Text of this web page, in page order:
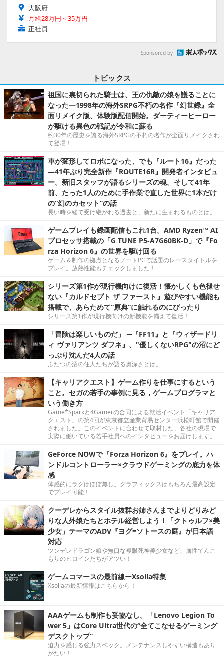
大阪府
月給28万円～35万円
正社員
Sponsored by
トピックス
祖国に裏切られた騎士は、王の仇敵の娘を護ることに
なった―1998年の海外SRPG不朽の名作『幻世録』全
面リメイク版、体験版配信開始。ダーティーヒーロー
が駆ける異色の戦記が令和に蘇る
約30年の歴史を誇る海外SRPGの不朽の名作が全面リメイクされ
て登場！
車が変形してロボになった、でも『ルート16』だった
―41年ぶり完全新作『ROUTE16R』開発者インタビュ
ー。新旧スタッフが語るシリーズの魂。そして41年
前、たった1人のために手作業で直した世界に1本だけ
の“幻のカセット”の話
長い時を経て受け継がれる過去と、新たに生まれるものとは。
ゲームプレイも録画配信もこれ1台。AMD Ryzen™ AI
プロセッサ搭載の「G TUNE P5-A7G60BK-D」で『Fo
rza Horizon 6』の世界を駆け回る
ゲーム＆制作の拠点となるノートPCで話題のレースタイトルを
プレイ。放熱性能もチェックしました！
シリーズ第1作が現行機向けに復活！懐かしくも色褪せ
ない『カルドセプト ザ ファースト』遊びやすい機能も
搭載で、あらためて“原典”に触れるのにぴったり
シリーズ第1作が現行機向けの新機能を備えて復活！
「冒険は楽しいものだ」 ─『FF11』と『ウィザードリ
ィ ヴァリアンツ ダフネ』、"優しくないRPG"の沼にど
っぷり沈んだ4人の話
ふたつの沼の住人たちが語る奥深さとは。
【キャリアクエスト】ゲーム作りを仕事にするという
こと。セガの若手の事例に見る，ゲームプログラマと
いう働き方
Game*Sparkと4Gamerの合同による就活イベント「キャリア
クエスト」の第4回が東京都立産業貿易センター浜松町館で開催
されました。このイベントに合わせて取材した、各社の現場で
実際に働いている若手社員へのインタビューをお届けします。
GeForce NOWで『Forza Horizon 6』をプレイ。ハ
ンドルコントローラー×クラウドゲーミングの底力を体
感
体感的にラグはほぼ無し。グラフィックスはもちろん最高設定
でプレイ可能！
クーデレからスタイル抜群お姉さんまでよりどりみど
りな人外娘たちとホテル経営しよう！「クトゥルフ×美
少女」テーマのADV『ヨグ=ソトースの庭』が日本語
対応
ツンデレドラゴン娘や無口な複眼死神美少女など、属性てんこ
もりのヒロインたちがアツい！
ゲームコマースの最前線ーXsolla特集
Xsollaの最新情報はこちらから！
AAAゲームも制作も妥協なし。「Lenovo Legion To
wer 5」はCore Ultra世代の“全てこなせるゲーミング
デスクトップ”
迫力を感じる強力スペック。メンテナンスしやすい構造もあり
がたい！